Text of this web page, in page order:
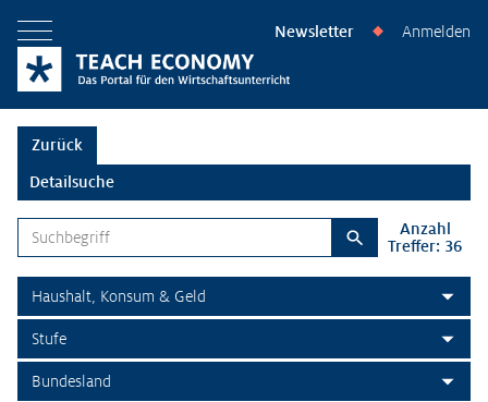
Menü öffnen Newsletter ◆ Anmelden
Zurück
Detailsuche
Suchbegriff
Suchen
Anzahl
Treffer: 36
Themenbereich
Stufe
Bundesland
Format